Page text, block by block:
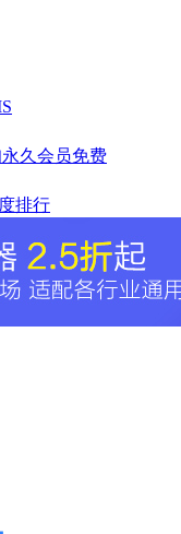
永久会员免费
排行